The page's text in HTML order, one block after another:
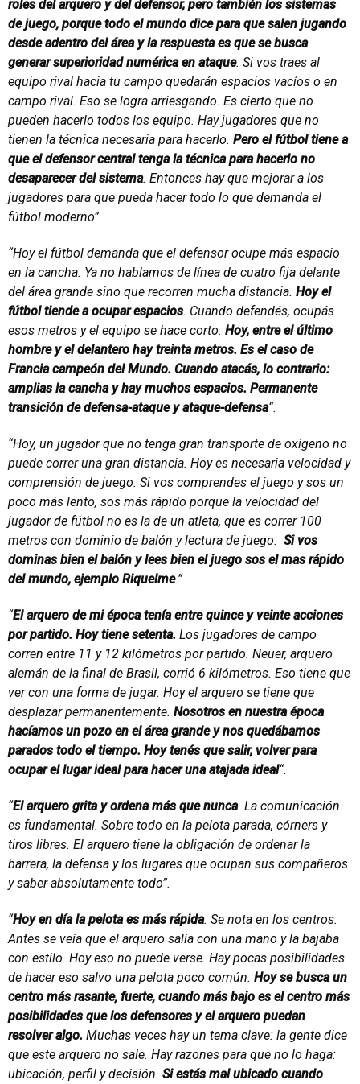
roles del arquero y del defensor, pero también los sistemas
de juego, porque todo el mundo dice para que salen jugando
desde adentro del área y la respuesta es que se busca
generar superioridad numérica en ataque. Si vos traes al
equipo rival hacia tu campo quedarán espacios vacíos o en
campo rival. Eso se logra arriesgando. Es cierto que no
pueden hacerlo todos los equipo. Hay jugadores que no
tienen la técnica necesaria para hacerlo. Pero el fútbol tiene a
que el defensor central tenga la técnica para hacerlo no
desaparecer del sistema. Entonces hay que mejorar a los
jugadores para que pueda hacer todo lo que demanda el
fútbol moderno”.
“Hoy el fútbol demanda que el defensor ocupe más espacio
en la cancha. Ya no hablamos de línea de cuatro fija delante
del área grande sino que recorren mucha distancia. Hoy el
fútbol tiende a ocupar espacios. Cuando defendés, ocupás
esos metros y el equipo se hace corto. Hoy, entre el último
hombre y el delantero hay treinta metros. Es el caso de
Francia campeón del Mundo. Cuando atacás, lo contrario:
amplias la cancha y hay muchos espacios. Permanente
transición de defensa-ataque y ataque-defensa“.
“Hoy, un jugador que no tenga gran transporte de oxígeno no
puede correr una gran distancia. Hoy es necesaria velocidad y
comprensión de juego. Si vos comprendes el juego y sos un
poco más lento, sos más rápido porque la velocidad del
jugador de fútbol no es la de un atleta, que es correr 100
metros con dominio de balón y lectura de juego. Si vos
dominas bien el balón y lees bien el juego sos el mas rápido
del mundo, ejemplo Riquelme.”
“El arquero de mi época tenía entre quince y veinte acciones
por partido. Hoy tiene setenta. Los jugadores de campo
corren entre 11 y 12 kilómetros por partido. Neuer, arquero
alemán de la final de Brasil, corrió 6 kilómetros. Eso tiene que
ver con una forma de jugar. Hoy el arquero se tiene que
desplazar permanentemente. Nosotros en nuestra época
hacíamos un pozo en el área grande y nos quedábamos
parados todo el tiempo. Hoy tenés que salir, volver para
ocupar el lugar ideal para hacer una atajada ideal“.
“El arquero grita y ordena más que nunca. La comunicación
es fundamental. Sobre todo en la pelota parada, córners y
tiros libres. El arquero tiene la obligación de ordenar la
barrera, la defensa y los lugares que ocupan sus compañeros
y saber absolutamente todo”.
“Hoy en día la pelota es más rápida. Se nota en los centros.
Antes se veía que el arquero salía con una mano y la bajaba
con estilo. Hoy eso no puede verse. Hay pocas posibilidades
de hacer eso salvo una pelota poco común. Hoy se busca un
centro más rasante, fuerte, cuando más bajo es el centro más
posibilidades que los defensores y el arquero puedan
resolver algo. Muchas veces hay un tema clave: la gente dice
que este arquero no sale. Hay razones para que no lo haga:
ubicación, perfil y decisión. Si estás mal ubicado cuando